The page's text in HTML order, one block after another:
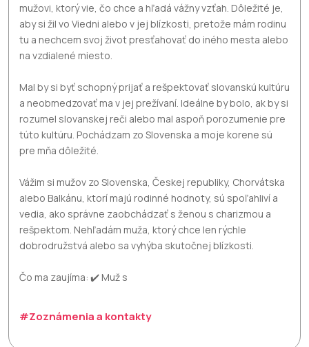
mužovi, ktorý vie, čo chce a hľadá vážny vzťah. Dôležité je,
aby si žil vo Viedni alebo v jej blízkosti, pretože mám rodinu
tu a nechcem svoj život presťahovať do iného mesta alebo
na vzdialené miesto.
Mal by si byť schopný prijať a rešpektovať slovanskú kultúru
a neobmedzovať ma v jej prežívaní. Ideálne by bolo, ak by si
rozumel slovanskej reči alebo mal aspoň porozumenie pre
túto kultúru. Pochádzam zo Slovenska a moje korene sú
pre mňa dôležité.
Vážim si mužov zo Slovenska, Českej republiky, Chorvátska
alebo Balkánu, ktorí majú rodinné hodnoty, sú spoľahliví a
vedia, ako správne zaobchádzať s ženou s charizmou a
rešpektom. Nehľadám muža, ktorý chce len rýchle
dobrodružstvá alebo sa vyhýba skutočnej blízkosti.
Čo ma zaujíma: ✔️ Muž s
#Zoznámenia a kontakty